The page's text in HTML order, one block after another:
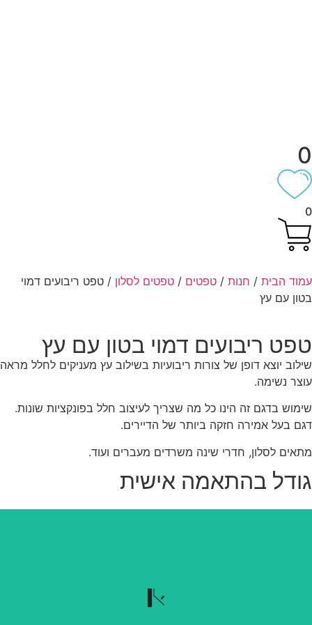
הבית/חנות/טפטים/טפטים לסלון/ טפט ריבועים דמוי
עם עץ
ריבועים דמוי בטון עם עץ
יוצא דופן של צורות ריבועיות בשילוב עץ מעניקים לחלל מראה
נשימה.
בדגם זה הינו כל מה שצריך לעיצוב חלל בפונקציות שונות.
בעל אמירה חזקה ביותר של הדיירים.
לסלון, חדרי שינה משרדים מעברים ועוד.
בהתאמה אישית
נשלף בקלות